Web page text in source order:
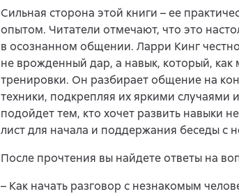
Сильная сторона этой книги – ее
опытом. Читатели отмечают, что это
в осознанном общении. Ларри Кинг
не врожденный дар, а навык, который,
тренировки. Он разбирает общение на
техники, подкрепляя их яркими случаями
подойдет тем, кто хочет развить навыки
лист для начала и поддержания беседы с
После прочтения вы найдете ответы на
– Как начать разговор с незнакомым